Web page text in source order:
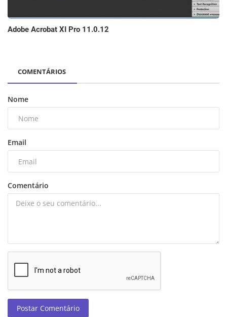
Adobe Acrobat XI Pro 11.0.12
COMENTÁRIOS
Nome
Email
Comentário
Postar Comentário